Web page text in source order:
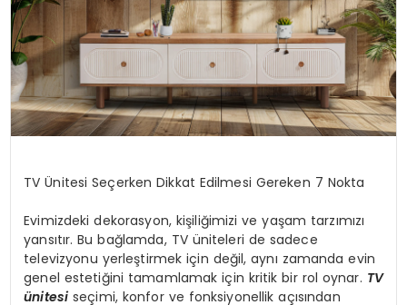
SAĞLIK
YAŞAM
TV Ünitesi Seçerken Dikkat Edilmesi Gereken 7 Nokta
Evimizdeki dekorasyon, kişiliğimizi ve yaşam tarzımızı
yansıtır. Bu bağlamda, TV üniteleri de sadece
televizyonu yerleştirmek için değil, aynı zamanda evin
genel estetiğini tamamlamak için kritik bir rol oynar. TV
ünitesiseçimi, konfor ve fonksiyonellik açısından